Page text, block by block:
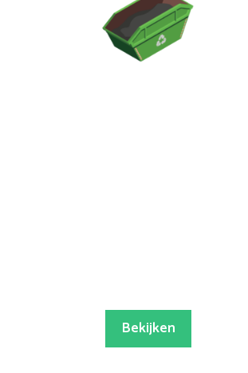
Bekijken